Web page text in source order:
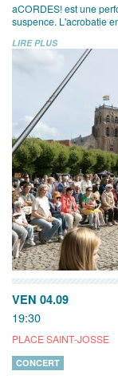
aCORDES! est une
suspence. L'acrobatie
LIRE PLUS
VEN 04.09
19:30
PLACE SAINT-JOSSE
CONCERT